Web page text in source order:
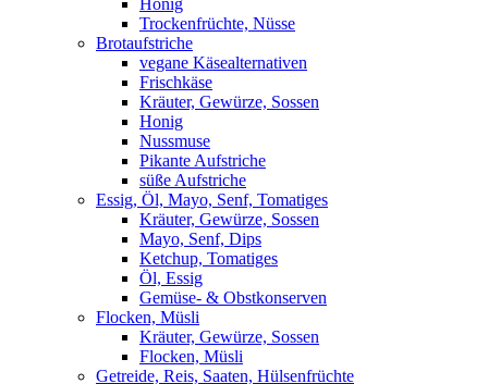
Honig
Trockenfrüchte, Nüsse
Brotaufstriche
vegane Käsealternativen
Frischkäse
Kräuter, Gewürze, Sossen
Honig
Nussmuse
Pikante Aufstriche
süße Aufstriche
Essig, Öl, Mayo, Senf, Tomatiges
Kräuter, Gewürze, Sossen
Mayo, Senf, Dips
Ketchup, Tomatiges
Öl, Essig
Gemüse- & Obstkonserven
Flocken, Müsli
Kräuter, Gewürze, Sossen
Flocken, Müsli
Getreide, Reis, Saaten, Hülsenfrüchte